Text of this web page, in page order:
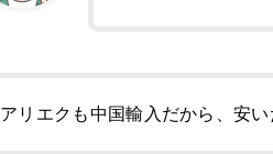
アリエクも中国輸入だから、安